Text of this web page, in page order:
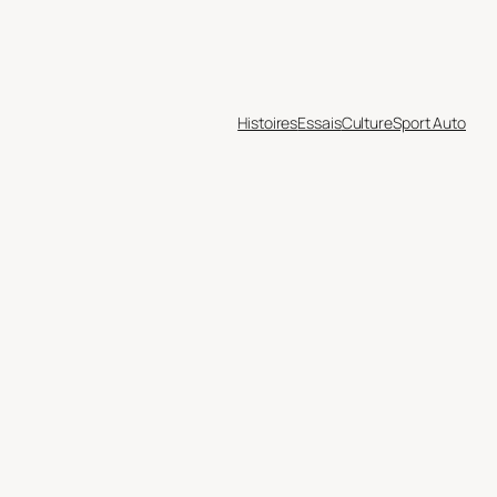
HistoiresEssaisCultureSport Auto